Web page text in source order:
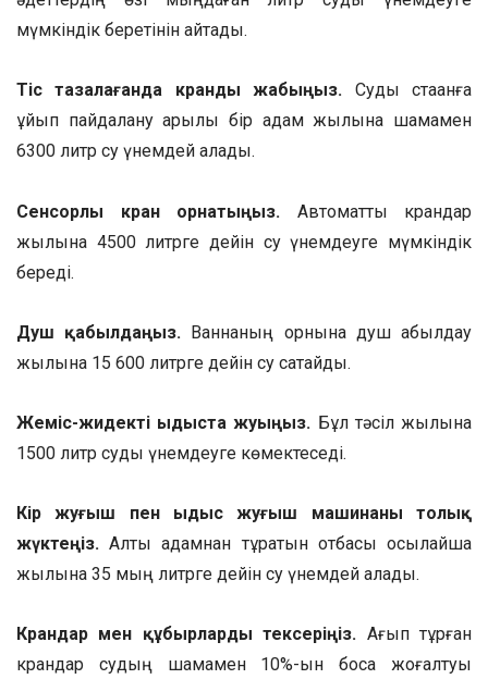
мүмкіндік беретінін айтады.
Тіс тазалағанда кранды жабыңыз. Суды стақанға
құйып пайдалану арқылы бір адам жылына шамамен
6300 литр су үнемдей алады.
Сенсорлы кран орнатыңыз. Автоматты крандар
жылына 4500 литрге дейін су үнемдеуге мүмкіндік
береді.
Душ қабылдаңыз. Ваннаның орнына душ қабылдау
жылына 15 600 литрге дейін су сақтайды.
Жеміс-жидекті ыдыста жуыңыз. Бұл тәсіл жылына
1500 литр суды үнемдеуге көмектеседі.
Кір жуғыш пен ыдыс жуғыш машинаны толық
жүктеңіз.Алты адамнан тұратын отбасы осылайша
жылына 35 мың литрге дейін су үнемдей алады.
Крандар мен құбырларды тексеріңіз. Ағып тұрған
крандар судың шамамен 10%-ын босқа жоғалтуы